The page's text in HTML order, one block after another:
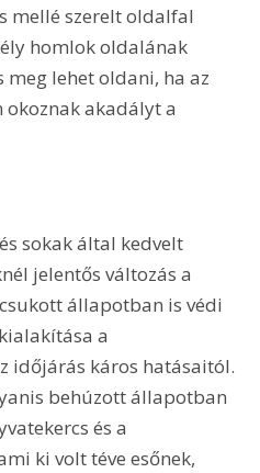
mellé szerelt oldalfal
homlok oldalának
meg lehet oldani, ha az
okoznak akadályt a
sokak által kedvelt
jelentős változás a
állapotban is védi
a
időjárás káros hatásaitól.
behúzott állapotban
és a
ki volt téve esőnek,